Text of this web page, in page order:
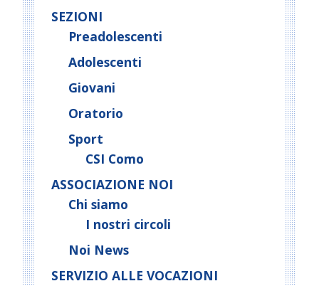
SEZIONI
Preadolescenti
Adolescenti
Giovani
Oratorio
Sport
CSI Como
ASSOCIAZIONE NOI
Chi siamo
I nostri circoli
Noi News
SERVIZIO ALLE VOCAZIONI